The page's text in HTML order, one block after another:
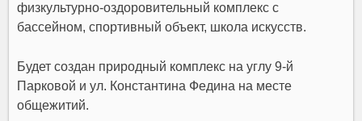
физкультурно-оздоровительный комплекс с
бассейном, спортивный объект, школа искусств.
Будет создан природный комплекс на углу 9-й
Парковой и ул. Константина Федина на месте
общежитий.